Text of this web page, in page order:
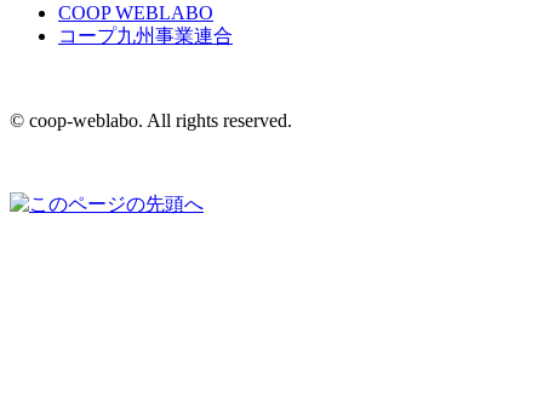
COOP WEBLABO
コープ九州事業連合
© coop-weblabo. All rights reserved.